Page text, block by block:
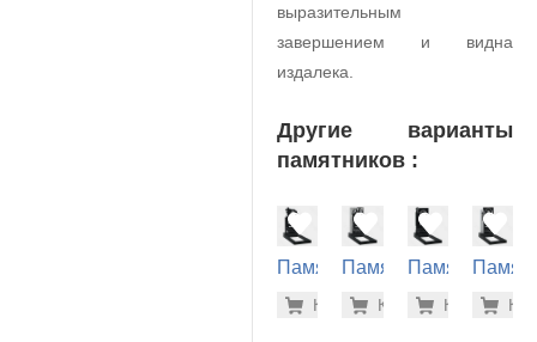
выразительным
завершением и видна
издалека.
Другие варианты
памятников :
Памятник
могилу
-7% 28.500
Купить
Памятник
могилу
-7%
Купить
Памятник
могилу
-
Купитьмогилу